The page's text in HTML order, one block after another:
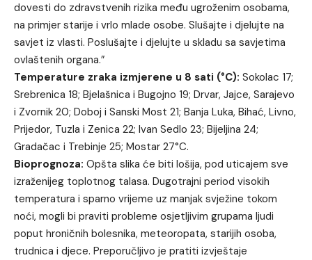
dovesti do zdravstvenih rizika među ugroženim osobama,
na primjer starije i vrlo mlade osobe. Slušajte i djelujte na
savjet iz vlasti. Poslušajte i djelujte u skladu sa savjetima
ovlaštenih organa.”
Temperature zraka izmjerene u 8 sati (°C): Sokolac 17;
Srebrenica 18; Bjelašnica i Bugojno 19; Drvar, Jajce, Sarajevo
i Zvornik 20; Doboj i Sanski Most 21; Banja Luka, Bihać, Livno,
Prijedor, Tuzla i Zenica 22; Ivan Sedlo 23; Bijeljina 24;
Gradačac i Trebinje 25; Mostar 27°C.
Bioprognoza: Opšta slika će biti lošija, pod uticajem sve
izraženijeg toplotnog talasa. Dugotrajni period visokih
temperatura i sparno vrijeme uz manjak svježine tokom
noći, mogli bi praviti probleme osjetljivim grupama ljudi
poput hroničnih bolesnika, meteoropata, starijih osoba,
trudnica i djece. Preporučljivo je pratiti izvještaje